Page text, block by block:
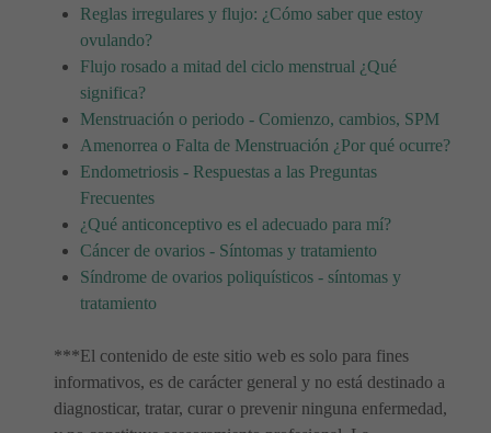
Reglas irregulares y flujo: ¿Cómo saber que estoy
ovulando?
Flujo rosado a mitad del ciclo menstrual ¿Qué
significa?
Menstruación o periodo - Comienzo, cambios, SPM
Amenorrea o Falta de Menstruación ¿Por qué ocurre?
Endometriosis - Respuestas a las Preguntas
Frecuentes
¿Qué anticonceptivo es el adecuado para mí?
Cáncer de ovarios - Síntomas y tratamiento
Síndrome de ovarios poliquísticos - síntomas y
tratamiento
***El contenido de este sitio web es solo para fines
informativos, es de carácter general y no está destinado a
diagnosticar, tratar, curar o prevenir ninguna enfermedad,